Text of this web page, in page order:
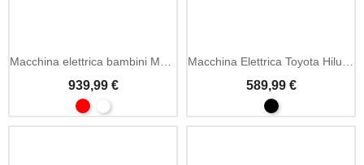
Macchina elettrica bambini Mercedes G63 AMG 24V MP3
939,99 €
Macchina Elettrica Toyota Hilux 12V MP3 e LED
589,99 €